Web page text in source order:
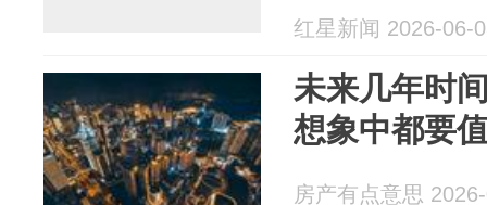
红星新闻 2026-06-
未来几年时
想象中都要
房产有点意思